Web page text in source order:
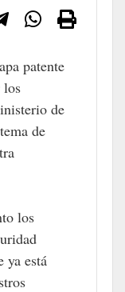
los
de
de
los
ya está